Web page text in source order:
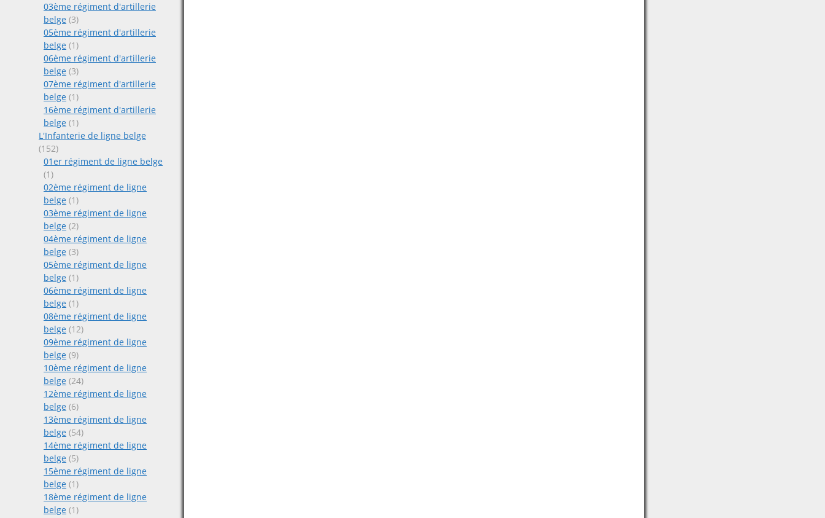
03ème régiment d'artillerie
belge (3)
05ème régiment d'artillerie
belge (1)
06ème régiment d'artillerie
belge (3)
07ème régiment d'artillerie
belge (1)
16ème régiment d'artillerie
belge (1)
L'Infanterie de ligne belge
(152)
01er régiment de ligne belge
(1)
02ème régiment de ligne
belge (1)
03ème régiment de ligne
belge (2)
04ème régiment de ligne
belge (3)
05ème régiment de ligne
belge (1)
06ème régiment de ligne
belge (1)
08ème régiment de ligne
belge (12)
09ème régiment de ligne
belge (9)
10ème régiment de ligne
belge (24)
12ème régiment de ligne
belge (6)
13ème régiment de ligne
belge (54)
14ème régiment de ligne
belge (5)
15ème régiment de ligne
belge (1)
18ème régiment de ligne
belge (1)